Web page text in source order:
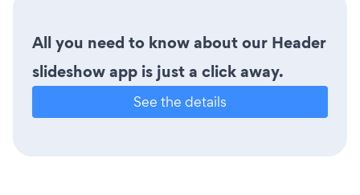
All you need to know about our Header
slideshow app is just a click away.
See the details